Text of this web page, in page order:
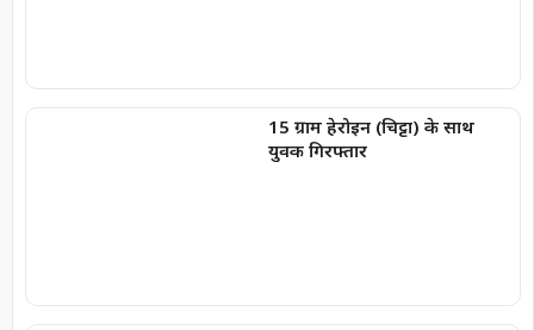
15 ग्राम हेरोइन (चिट्टा) के साथ
युवक गिरफ्तार